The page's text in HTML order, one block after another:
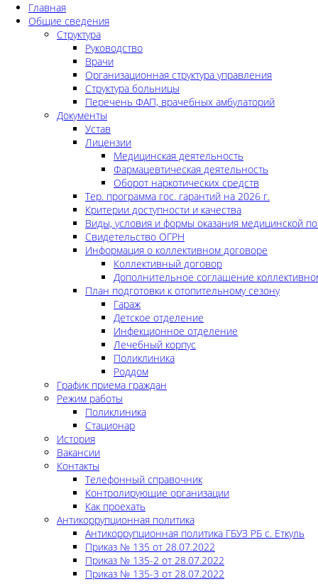
Главная
Общие сведения
Структура
Руководство
Врачи
Организационная структура управления
Структура больницы
Перечень ФАП, врачебных амбулаторий
Документы
Устав
Лицензии
Медицинская деятельность
Фармацевтическая деятельность
Оборот наркотических средств
Тер. программа гос. гарантий на 2026 г.
Критерии доступности и качества
Виды, условия и формы оказания медицинской
Свидетельство ОГРН
Информация о коллективном договоре
Коллективный договор
Дополнительное соглашение
План подготовки к отопительному сезону
Гараж
Детское отделение
Инфекционное отделение
Лечебный корпус
Поликлиника
Роддом
График приема граждан
Режим работы
Поликлиника
Стационар
История
Вакансии
Контакты
Телефонный справочник
Контролирующие организации
Как проехать
Антикоррупционная политика
Антикоррупционная политика ГБУЗ РБ с. Еткуль
Приказ № 135 от 28.07.2022
Приказ № 135-2 от 28.07.2022
Приказ № 135-3 от 28.07.2022